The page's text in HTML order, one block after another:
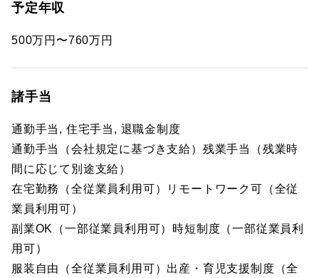
予定年収
500万円〜760万円
諸手当
通勤手当, 住宅手当, 退職金制度
通勤手当（会社規定に基づき支給）残業手当（残業時
間に応じて別途支給）
在宅勤務（全従業員利用可）リモートワーク可（全従
業員利用可）
副業OK（一部従業員利用可）時短制度（一部従業員利
用可）
服装自由（全従業員利用可）出産・育児支援制度（全